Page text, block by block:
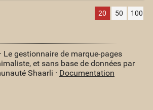
20 50 100
Le gestionnaire de marque-pages
et sans base de données par
Shaarli · Documentation